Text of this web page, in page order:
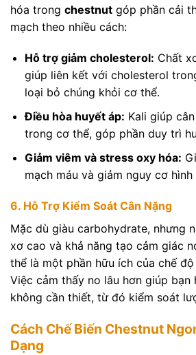
hóa trong chestnut góp phần cải
mạch theo nhiều cách:
Hỗ trợ giảm cholesterol: Chất
giúp liên kết với cholesterol
loại bỏ chúng khỏi cơ thể.
Điều hòa huyết áp: Kali giúp
trong cơ thể, góp phần duy trì
Giảm viêm và stress oxy hóa:
mạch máu và giảm nguy cơ
6. Hỗ Trợ Kiểm Soát Cân Nặng
Mặc dù giàu carbohydrate, nhưng
xơ cao và khả năng tạo cảm giác
thể là một phần hữu ích của chế
Việc cảm thấy no lâu hơn giúp bạn
không cần thiết, từ đó kiểm soát
Cách Chế Biến Chestnut
Dạng